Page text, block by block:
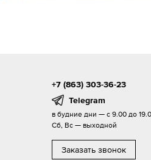
+7 (863) 303-36-23
Telegram
в будние дни — с 9.00 до
Сб, Вс — выходной
Заказать звонок